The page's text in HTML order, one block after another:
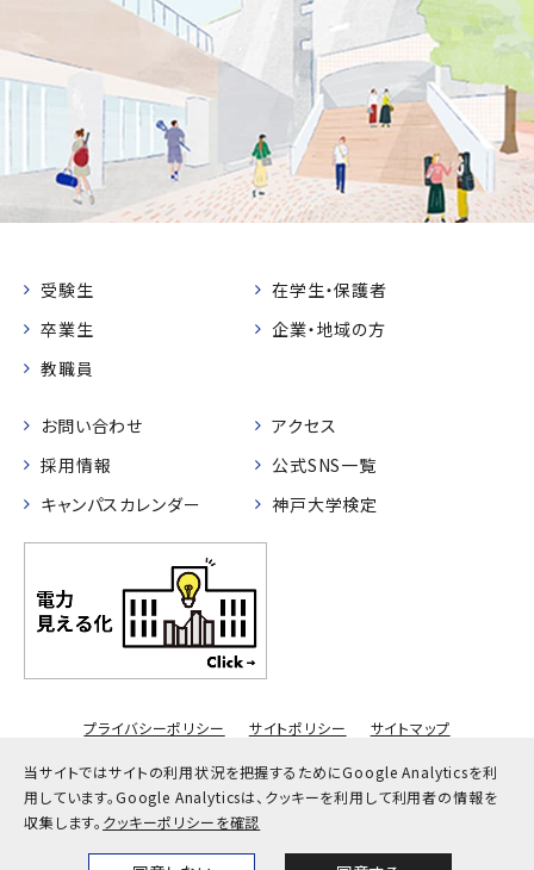
当サイトではサイトの利用状況を把握するためにGoogle Analyticsを利
用しています。Google Analyticsは、クッキーを利用して利用者の情報を
収集します。 クッキーポリシーを確認
受験生
在学生・保護者
卒業生
企業・地域の方
教職員
お問い合わせ
アクセス
採用情報
公式SNS一覧
キャンパスカレンダー
神戸大学検定
プライバシーポリシー サイトポリシー サイトマップ
© Kobe University